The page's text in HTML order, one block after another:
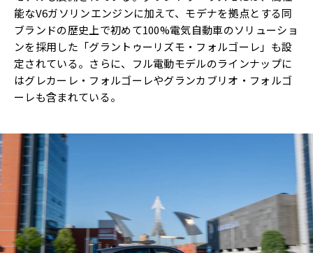
能なV6ガソリンエンジンに加えて、モデナを拠点とする同
ブランドの歴史上で初めて100%電気自動車のソリューショ
ンを採用した「グラントゥーリズモ・フォルゴーレ」も設
定されている。さらに、フル電動モデルのラインナップに
はグレカーレ・フォルゴーレやグランカブリオ・フォルゴ
ーレも含まれている。